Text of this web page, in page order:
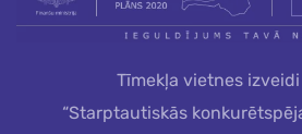
Tīmekļa vietnes
“Starptautiskās